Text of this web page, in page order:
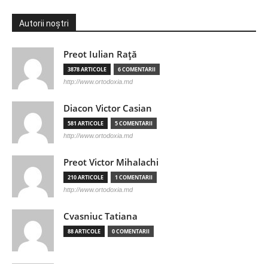
Autorii noștri
Preot Iulian Raţă
3878 ARTICOLE 6 COMENTARII
http://www.ortodoxia.md
Diacon Victor Casian
581 ARTICOLE 5 COMENTARII
http://www.ortodoxia.md
Preot Victor Mihalachi
210 ARTICOLE 1 COMENTARII
http://www.ortodoxia.md
Cvasniuc Tatiana
88 ARTICOLE 0 COMENTARII